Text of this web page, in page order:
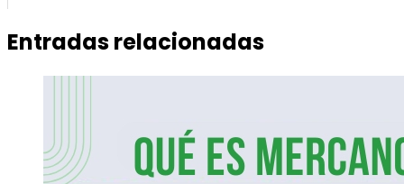
Entradas relacionadas